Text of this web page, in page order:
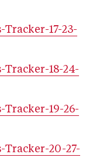
17-23-
18-24-
19-26-
20-27-